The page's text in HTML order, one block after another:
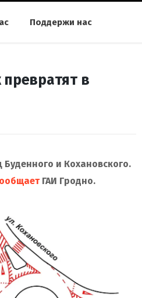
Поддержи нас
в
и Кохановского.
ГАИ Гродно.